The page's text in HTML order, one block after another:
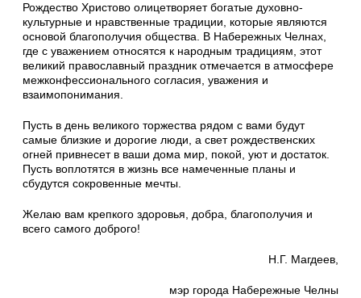
Рождество Христово олицетворяет богатые духовно-
культурные и нравственные традиции, которые являются
основой благополучия общества. В Набережных Челнах,
где с уважением относятся к народным традициям, этот
великий православный праздник отмечается в атмосфере
межконфессионального согласия, уважения и
взаимопонимания.
Пусть в день великого торжества рядом с вами будут
самые близкие и дорогие люди, а свет рождественских
огней привнесет в ваши дома мир, покой, уют и достаток.
Пусть воплотятся в жизнь все намеченные планы и
сбудутся сокровенные мечты.
Желаю вам крепкого здоровья, добра, благополучия и
всего самого доброго!
Н.Г. Магдеев,
мэр города Набережные Челны